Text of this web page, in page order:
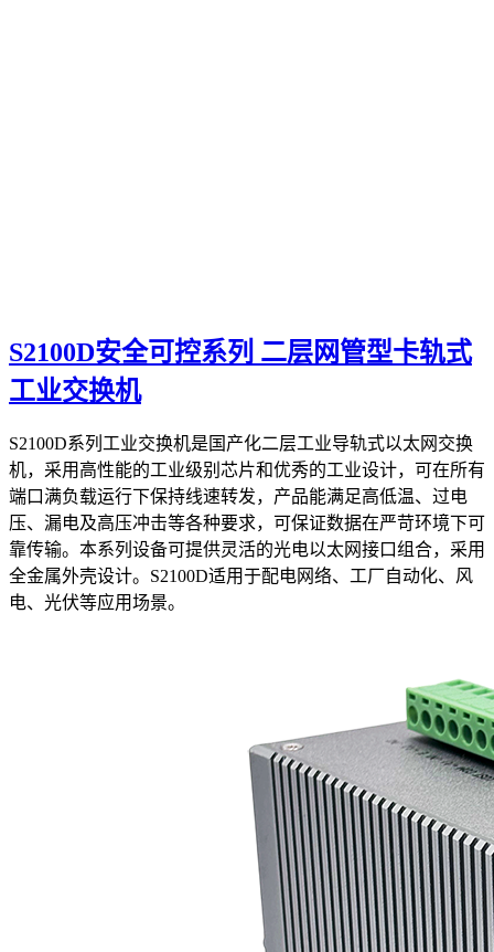
S2100D安全可控系列 二层网管型卡轨式
工业交换机
S2100D系列工业交换机是国产化二层工业导轨式以太网交换
机，采用高性能的工业级别芯片和优秀的工业设计，可在所有
端口满负载运行下保持线速转发，产品能满足高低温、过电
压、漏电及高压冲击等各种要求，可保证数据在严苛环境下可
靠传输。本系列设备可提供灵活的光电以太网接口组合，采用
全金属外壳设计。S2100D适用于配电网络、工厂自动化、风
电、光伏等应用场景。